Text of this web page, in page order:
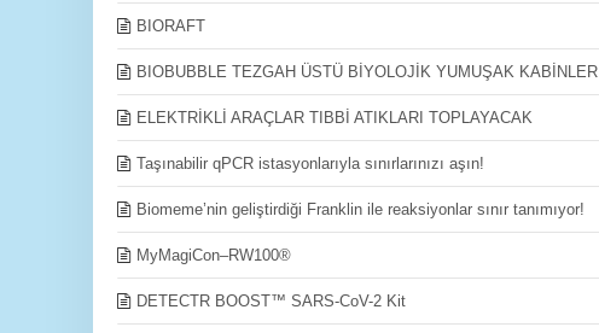
BIORAFT
BIOBUBBLE TEZGAH ÜSTÜ BİYOLOJİK YUMUŞAK KABİNLER
ELEKTRİKLİ ARAÇLAR TIBBİ ATIKLARI TOPLAYACAK
Taşınabilir qPCR istasyonlarıyla sınırlarınızı aşın!
Biomeme’nin geliştirdiği Franklin ile reaksiyonlar sınır tanımıyor!
MyMagiCon–RW100®
DETECTR BOOST™ SARS-CoV-2 Kit